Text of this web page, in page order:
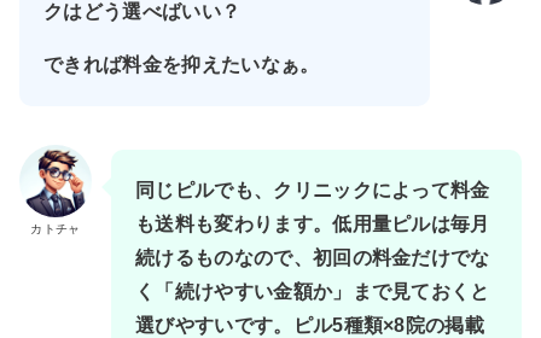
クはどう選べばいい？
できれば料金を抑えたいなぁ。
カトチャ
同じピルでも、クリニックによって料金
も送料も変わります。低用量ピルは毎月
続けるものなので、初回の料金だけでな
く「続けやすい金額か」まで見ておくと
選びやすいです。ピル5種類×8院の掲載